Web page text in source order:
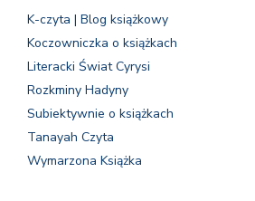
K-czyta | Blog książkowy
Koczowniczka o książkach
Literacki Świat Cyrysi
Rozkminy Hadyny
Subiektywnie o książkach
Tanayah Czyta
Wymarzona Książka